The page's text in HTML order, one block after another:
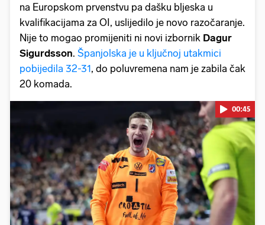
na Europskom prvenstvu pa dašku bljeska u
kvalifikacijama za OI, uslijedilo je novo razočaranje.
Nije to mogao promijeniti ni novi izbornik Dagur
Sigurdsson. Španjolska je u ključnoj utakmici
pobijedila 32-31, do poluvremena nam je zabila čak
20 komada.
Pokretanje videa...
00:45